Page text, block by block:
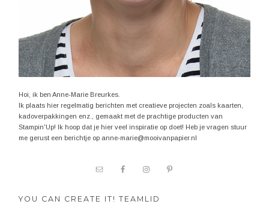
Hoi, ik ben Anne-Marie Breurkes.
Ik plaats hier regelmatig berichten met creatieve projecten zoals kaarten,
kadoverpakkingen enz., gemaakt met de prachtige producten van
Stampin'Up! Ik hoop dat je hier veel inspiratie op doet! Heb je vragen stuur
me gerust een berichtje op anne-marie@mooivanpapier.nl
YOU CAN CREATE IT! TEAMLID